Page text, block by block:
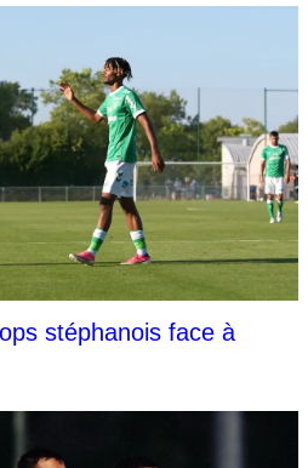
stéphanois face à